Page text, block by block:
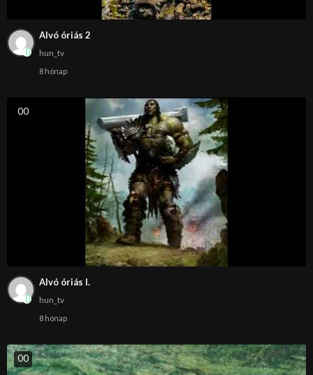
Alvó óriás 2
hun_tv
8 hónap
00
Alvó óriás I.
hun_tv
8 hónap
00